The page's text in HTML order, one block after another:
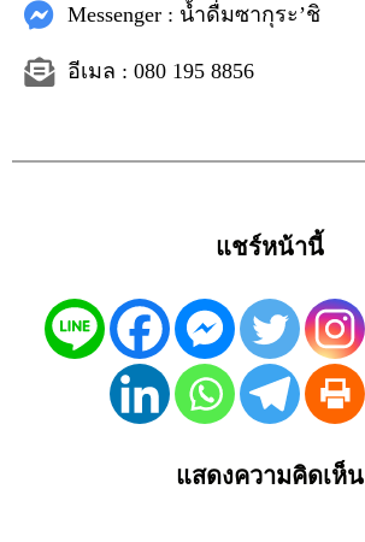
Messenger : น้ำดื่มซากุระ’ชิ
อีเมล : 080 195 8856
แชร์หน้านี้
แสดงความคิดเห็น